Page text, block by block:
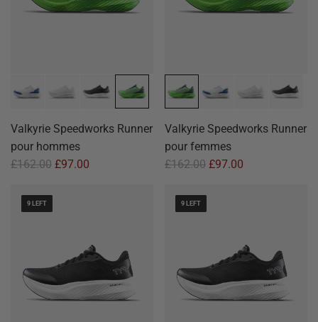
Valkyrie Speedworks Runner
pour hommes
£162.00 £97.00
Valkyrie Speedworks Runner
pour femmes
£162.00 £97.00
9 LEFT 9 LEFT